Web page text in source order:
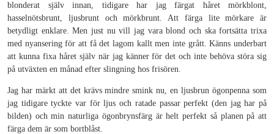
blonderat själv innan, tidigare har jag färgat håret mörkblont,
hasselnötsbrunt, ljusbrunt och mörkbrunt. Att färga lite mörkare är
betydligt enklare. Men just nu vill jag vara blond och ska fortsätta trixa
med nyansering för att få det lagom kallt men inte grått. Känns underbart
att kunna fixa håret själv när jag känner för det och inte behöva störa sig
på utväxten en månad efter slingning hos frisören.
Jag har märkt att det krävs mindre smink nu, en ljusbrun ögonpenna som
jag tidigare tyckte var för ljus och ratade passar perfekt (den jag har på
bilden) och min naturliga ögonbrynsfärg är helt perfekt så planen på att
färga dem är som bortblåst.